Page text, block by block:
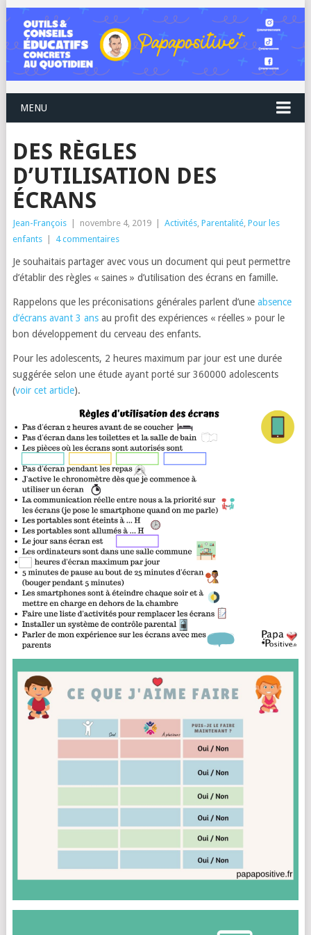
MENU
DES RÈGLES
D’UTILISATION DES
ÉCRANS
Jean-François novembre 4, 2019 Activités, Parentalité, Pour les
enfants
4 commentaires
Je souhaitais partager avec vous un document qui peut permettre
d’établir des règles « saines » d’utilisation des écrans en famille.
Rappelons que les préconisations générales parlent d’une absence
d’écrans avant 3 ansau profit des expériences « réelles » pour le
bon développement du cerveau des enfants.
Pour les adolescents, 2 heures maximum par jour est une durée
suggérée selon une étude ayant porté sur 360000 adolescents
(voir cet article).